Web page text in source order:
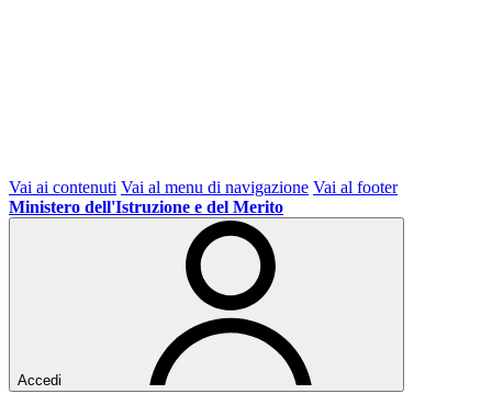
Vai ai contenuti Vai al menu di navigazione Vai al footer
Ministero dell'Istruzione e del Merito
Accedi